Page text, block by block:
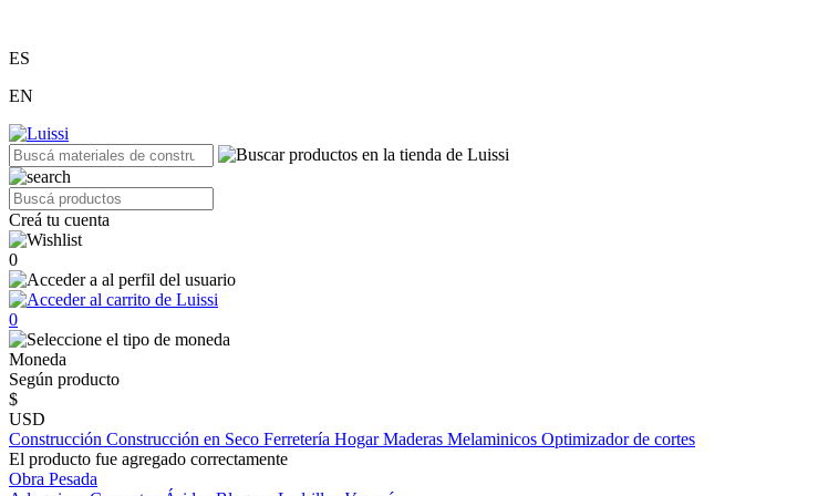
ES
EN
Creá tu cuenta
0
0
Moneda
Según producto
$
USD
Construcción Construcción en Seco Ferretería HogarMaderas Melaminicos Optimizador de cortes
El producto fue agregado correctamente
Obra Pesada